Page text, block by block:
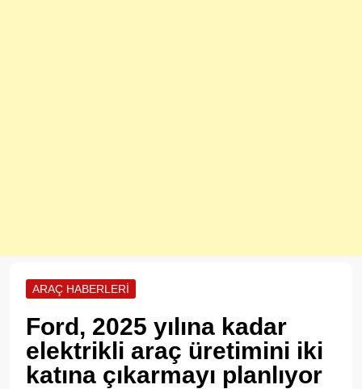
ARAÇ HABERLERI
Ford, 2025 yılına kadar
elektrikli araç üretimini iki
katına çıkarmayı planlıyor